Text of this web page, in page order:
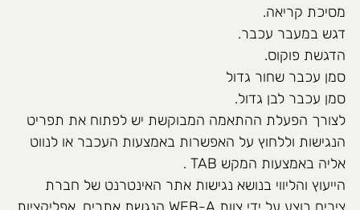
מסיכת קריאה.
דגש במעבר עכבר.
הדגשת פוקוס.
סמן עכבר שחור גדול
סמן עכבר לבן גדול.
לצורך הפעלת ההתאמה המבוקשת יש לפתוח את תפריט
הנגישות וללחוץ על האפשרות באמצעות העכבר או לנווט
אליה באמצעות המקש TAB .
הייעוץ והליווי בנושא נגישות אתר האינטרנט של חברת
צירים בוצע על ידי צוות
WEB-A הנגשת אתרים, אפליקציות